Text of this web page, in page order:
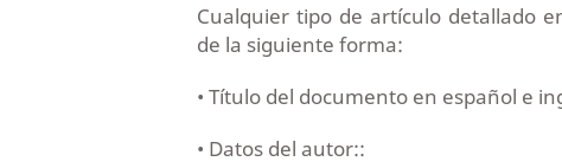
Cualquier tipo de artículo detallado
de la siguiente forma:
• Título del documento en español e
• Datos del autor::